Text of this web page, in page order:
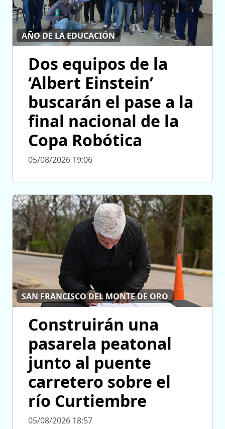
AÑO DE LA EDUCACIÓN
Dos equipos de la
‘Albert Einstein’
buscarán el pase a la
final nacional de la
Copa Robótica
05/08/2026 19:06
SAN FRANCISCO DEL MONTE DE ORO
Construirán una
pasarela peatonal
junto al puente
carretero sobre el
río Curtiembre
05/08/2026 18:57